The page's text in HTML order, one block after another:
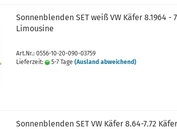
Sonnenblenden SET weiß VW Käfer 8.1964 -
Limousine
Art.Nr.: 0556-10-20-090-03759
Lieferzeit:
5-7 Tage (Ausland abweichend)
Sonnenblenden SET VW Käfer 8.64-7.72